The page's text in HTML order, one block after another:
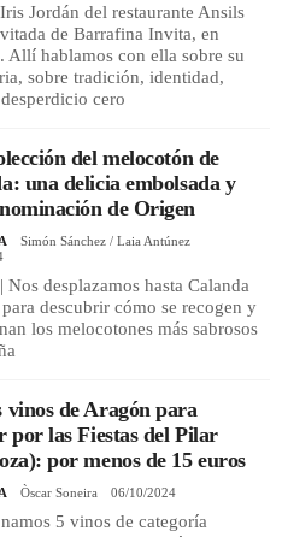
Jordán del restaurante Ansils
de Barrafina Invita, en
Allí hablamos con ella sobre su
sobre tradición, identidad,
cero
del melocotón de
una delicia embolsada y
de Origen
Simón Sánchez / Laia Antúnez
desplazamos hasta Calanda
descubrir cómo se recogen y
los melocotones más sabrosos
vinos de Aragón para
por las Fiestas del Pilar
por menos de 15 euros
Òscar Soneira 06/10/2024
5 vinos de categoría